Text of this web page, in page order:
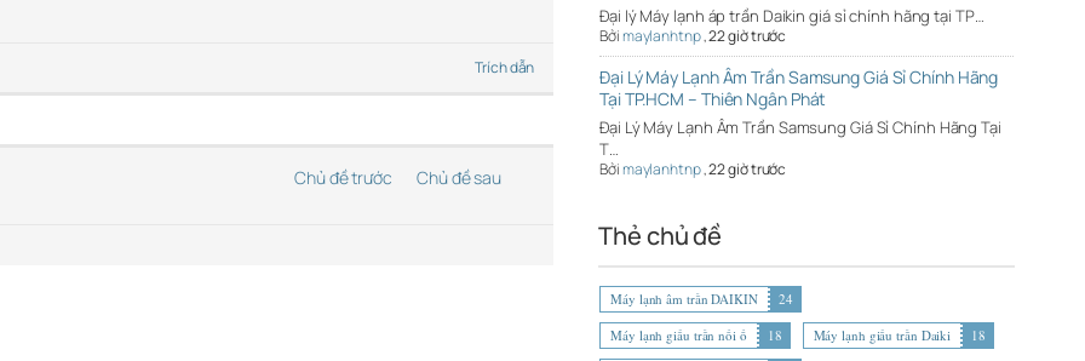
Trích dẫn
Chủ đề trước Chủ đề sau
Đại lý Máy lạnh áp trần Daikin giá sỉ chính hãng tại TP…
Bởimaylanhtnp,22 giờ trước
Đại Lý Máy Lạnh Âm Trần Samsung Giá Sỉ Chính Hãng
Tại TP.HCM – Thiên Ngân Phát
Đại Lý Máy Lạnh Âm Trần Samsung Giá Sỉ Chính Hãng Tại
T…
Bởimaylanhtnp,22 giờ trước
Thẻ chủ đề
Máy lạnh âm trần DAIKIN
24
Máy lạnh giấu trần nối ố
18 Máy lạnh giấu trần Daiki
18